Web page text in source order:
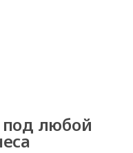
любой